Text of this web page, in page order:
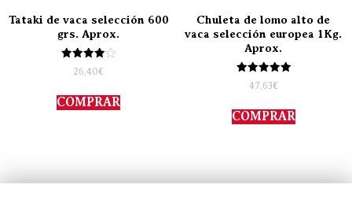
Tataki de vaca selección 600
grs. Aprox.
Valorado
con
de 5
26,40€
COMPRAR
Chuleta de lomo alto de
vaca selección europea 1Kg.
Aprox.
Valorado
con
de 5
47,63€
COMPRAR